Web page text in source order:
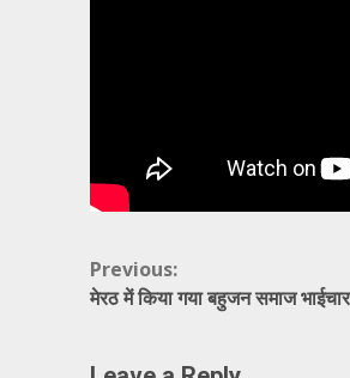
Continue
Reading
Previous:
मेरठ में किया गया बहुजन समाज